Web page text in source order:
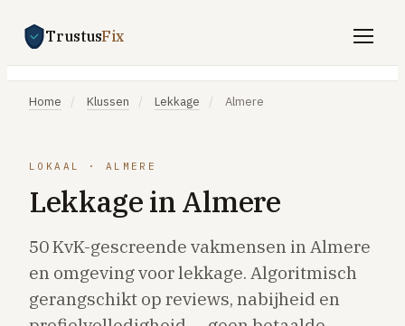
TrustusFix
Gratis offertes aanvragen
Klussen
SPOED 24/7
Airco-storing
Warmtepomp-storing
Home / Klussen / Lekkage / Almere
LOKAAL · ALMERE
Lekkage in Almere
50 KvK-gescreende vakmensen in Almere
en omgeving voor lekkage. Algoritmisch
gerangschikt op reviews, nabijheid en